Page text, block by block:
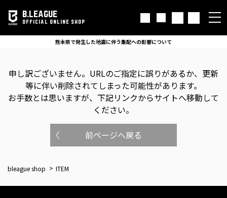
B.LEAGUE
OFFICIAL ONLINE SHOP
熊本県で発生した地震に伴う集配への影響について
申し訳ございません。 URLのご指定に誤りがあるか、更新
等に伴い削除されてしまった可能性があります。
お手数とは思いますが、下記リンクからサイトへ移動して
ください。
前ページへ戻る
bleague shop ITEM